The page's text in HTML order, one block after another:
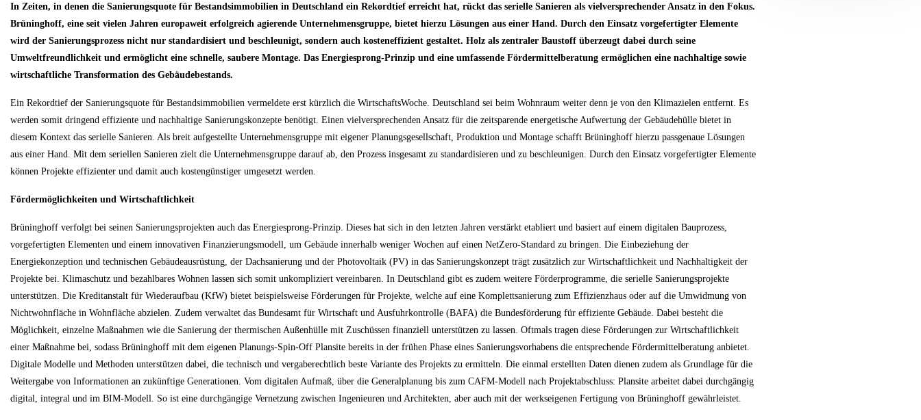
In Zeiten, in denen die Sanierungsquote für Bestandsimmobilien in Deutschland ein Rekordtief erreicht hat, rückt das serielle Sanieren als vielversprechender Ansatz in den Fokus.
Brüninghoff, eine seit vielen Jahren europaweit erfolgreich agierende Unternehmensgruppe, bietet hierzu Lösungen aus einer Hand. Durch den Einsatz vorgefertigter Elemente
wird der Sanierungsprozess nicht nur standardisiert und beschleunigt, sondern auch kosteneffizient gestaltet. Holz als zentraler Baustoff überzeugt dabei durch seine
Umweltfreundlichkeit und ermöglicht eine schnelle, saubere Montage. Das Energiesprong-Prinzip und eine umfassende Fördermittelberatung ermöglichen eine nachhaltige sowie
wirtschaftliche Transformation des Gebäudebestands.
Ein Rekordtief der Sanierungsquote für Bestandsimmobilien vermeldete erst kürzlich die WirtschaftsWoche. Deutschland sei beim Wohnraum weiter denn je von den Klimazielen entfernt. Es
werden somit dringend effiziente und nachhaltige Sanierungskonzepte benötigt. Einen vielversprechenden Ansatz für die zeitsparende energetische Aufwertung der Gebäudehülle bietet in
diesem Kontext das serielle Sanieren. Als breit aufgestellte Unternehmensgruppe mit eigener Planungsgesellschaft, Produktion und Montage schafft Brüninghoff hierzu passgenaue Lösungen
aus einer Hand. Mit dem seriellen Sanieren zielt die Unternehmensgruppe darauf ab, den Prozess insgesamt zu standardisieren und zu beschleunigen. Durch den Einsatz vorgefertigter Elemente
können Projekte effizienter und damit auch kostengünstiger umgesetzt werden.
Fördermöglichkeiten und Wirtschaftlichkeit
Brüninghoff verfolgt bei seinen Sanierungsprojekten auch das Energiesprong-Prinzip. Dieses hat sich in den letzten Jahren verstärkt etabliert und basiert auf einem digitalen Bauprozess,
vorgefertigten Elementen und einem innovativen Finanzierungsmodell, um Gebäude innerhalb weniger Wochen auf einen NetZero-Standard zu bringen. Die Einbeziehung der
Energiekonzeption und technischen Gebäudeausrüstung, der Dachsanierung und der Photovoltaik (PV) in das Sanierungskonzept trägt zusätzlich zur Wirtschaftlichkeit und Nachhaltigkeit der
Projekte bei. Klimaschutz und bezahlbares Wohnen lassen sich somit unkompliziert vereinbaren. In Deutschland gibt es zudem weitere Förderprogramme, die serielle Sanierungsprojekte
unterstützen. Die Kreditanstalt für Wiederaufbau (KfW) bietet beispielsweise Förderungen für Projekte, welche auf eine Komplettsanierung zum Effizienzhaus oder auf die Umwidmung von
Nichtwohnfläche in Wohnfläche abzielen. Zudem verwaltet das Bundesamt für Wirtschaft und Ausfuhrkontrolle (BAFA) die Bundesförderung für effiziente Gebäude. Dabei besteht die
Möglichkeit, einzelne Maßnahmen wie die Sanierung der thermischen Außenhülle mit Zuschüssen finanziell unterstützen zu lassen. Oftmals tragen diese Förderungen zur Wirtschaftlichkeit
einer Maßnahme bei, sodass Brüninghoff mit dem eigenen Planungs-Spin-Off Plansite bereits in der frühen Phase eines Sanierungsvorhabens die entsprechende Fördermittelberatung anbietet.
Digitale Modelle und Methoden unterstützen dabei, die technisch und vergaberechtlich beste Variante des Projekts zu ermitteln. Die einmal erstellten Daten dienen zudem als Grundlage für die
Weitergabe von Informationen an zukünftige Generationen. Vom digitalen Aufmaß, über die Generalplanung bis zum CAFM-Modell nach Projektabschluss: Plansite arbeitet dabei durchgängig
digital, integral und im BIM-Modell. So ist eine durchgängige Vernetzung zwischen Ingenieuren und Architekten, aber auch mit der werkseigenen Fertigung von Brüninghoff gewährleistet.